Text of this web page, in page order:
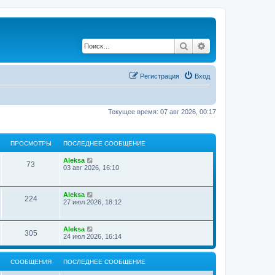
Поиск
Вход
Регистрация
Текущее время: 07 авг 2026, 00:17
ПРОСМОТРЫ ПОСЛЕДНЕЕ СООБЩЕНИЕ
73
Aleksa
03 авг 2026, 16:10
224
Aleksa
27 июл 2026, 18:12
305
Aleksa
24 июл 2026, 16:14
СООБЩЕНИЯ ПОСЛЕДНЕЕ СООБЩЕНИЕ